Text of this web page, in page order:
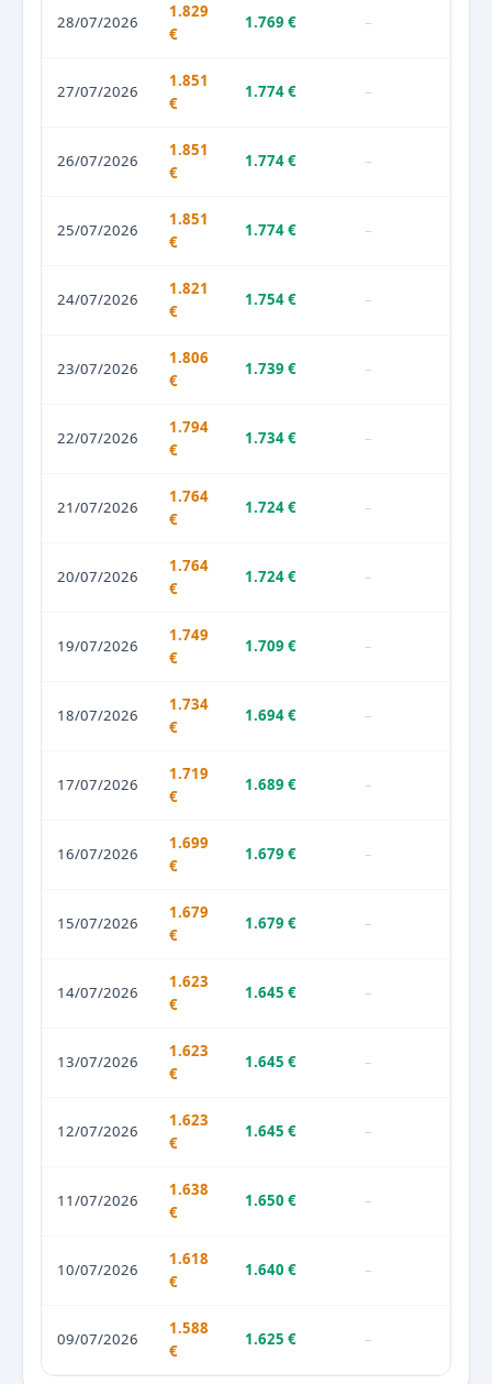
28/07/2026
1.829
€
1.769 € –
27/07/2026
1.851
€
1.774 € –
26/07/2026
1.851
€
1.774 € –
25/07/2026
1.851
€
1.774 € –
24/07/2026
1.821
€
1.754 € –
23/07/2026
1.806
€
1.739 € –
22/07/2026
1.794
€
1.734 € –
21/07/2026
1.764
€
1.724 € –
20/07/2026
1.764
€
1.724 € –
19/07/2026
1.749
€
1.709 € –
18/07/2026
1.734
€
1.694 € –
17/07/2026
1.719
€
1.689 € –
16/07/2026
1.699
€
1.679 € –
15/07/2026
1.679
€
1.679 € –
14/07/2026
1.623
€
1.645 € –
13/07/2026
1.623
€
1.645 € –
12/07/2026
1.623
€
1.645 € –
11/07/2026
1.638
€
1.650 € –
10/07/2026
1.618
€
1.640 € –
09/07/2026
1.588
€
1.625 € –